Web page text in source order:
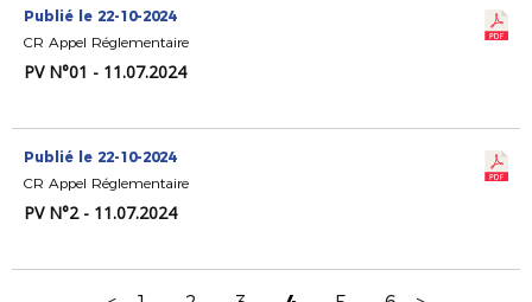
Publié le 22-10-2024
CR Appel Réglementaire
PV N°01 - 11.07.2024
Publié le 22-10-2024
CR Appel Réglementaire
PV N°2 - 11.07.2024